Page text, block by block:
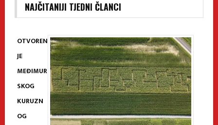
NAJČITANIJI TJEDNI ČLANCI
OTVOREN
JE
MEĐIMUR
SKOG
KURUZN
OG